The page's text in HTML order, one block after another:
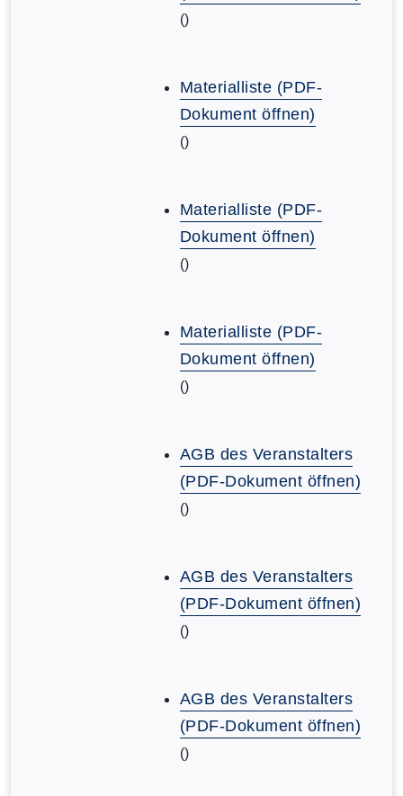
()
Materialliste (PDF-
Dokument öffnen)
()
Materialliste (PDF-
Dokument öffnen)
()
Materialliste (PDF-
Dokument öffnen)
()
AGB des Veranstalters
(PDF-Dokument öffnen)
()
AGB des Veranstalters
(PDF-Dokument öffnen)
()
AGB des Veranstalters
(PDF-Dokument öffnen)
()